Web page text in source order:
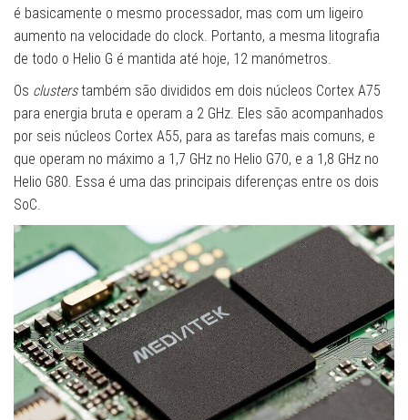
é basicamente o mesmo processador, mas com um ligeiro
aumento na velocidade do clock. Portanto, a mesma litografia
de todo o Helio G é mantida até hoje, 12 manómetros.
Os clusterstambém são divididos em dois núcleos Cortex A75
para energia bruta e operam a 2 GHz. Eles são acompanhados
por seis núcleos Cortex A55, para as tarefas mais comuns, e
que operam no máximo a 1,7 GHz no Helio G70, e a 1,8 GHz no
Helio G80. Essa é uma das principais diferenças entre os dois
SoC.